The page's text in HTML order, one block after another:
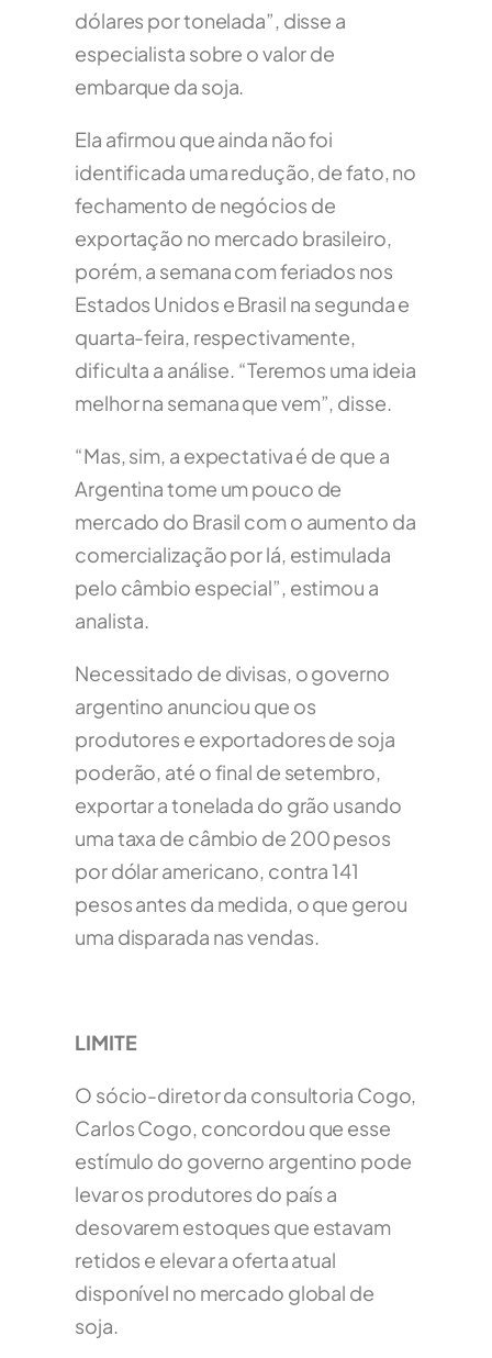
dólares por tonelada”, disse a
especialista sobre o valor de
embarque da soja.
Ela afirmou que ainda não foi
identificada uma redução, de fato, no
fechamento de negócios de
exportação no mercado brasileiro,
porém, a semana com feriados nos
Estados Unidos e Brasil na segunda e
quarta-feira, respectivamente,
dificulta a análise. “Teremos uma ideia
melhor na semana que vem”, disse.
“Mas, sim, a expectativa é de que a
Argentina tome um pouco de
mercado do Brasil com o aumento da
comercialização por lá, estimulada
pelo câmbio especial”, estimou a
analista.
Necessitado de divisas, o governo
argentino anunciou que os
produtores e exportadores de soja
poderão, até o final de setembro,
exportar a tonelada do grão usando
uma taxa de câmbio de 200 pesos
por dólar americano, contra 141
pesos antes da medida, o que gerou
uma disparada nas vendas.
LIMITE
O sócio-diretor da consultoria Cogo,
Carlos Cogo, concordou que esse
estímulo do governo argentino pode
levar os produtores do país a
desovarem estoques que estavam
retidos e elevar a oferta atual
disponível no mercado global de
soja.